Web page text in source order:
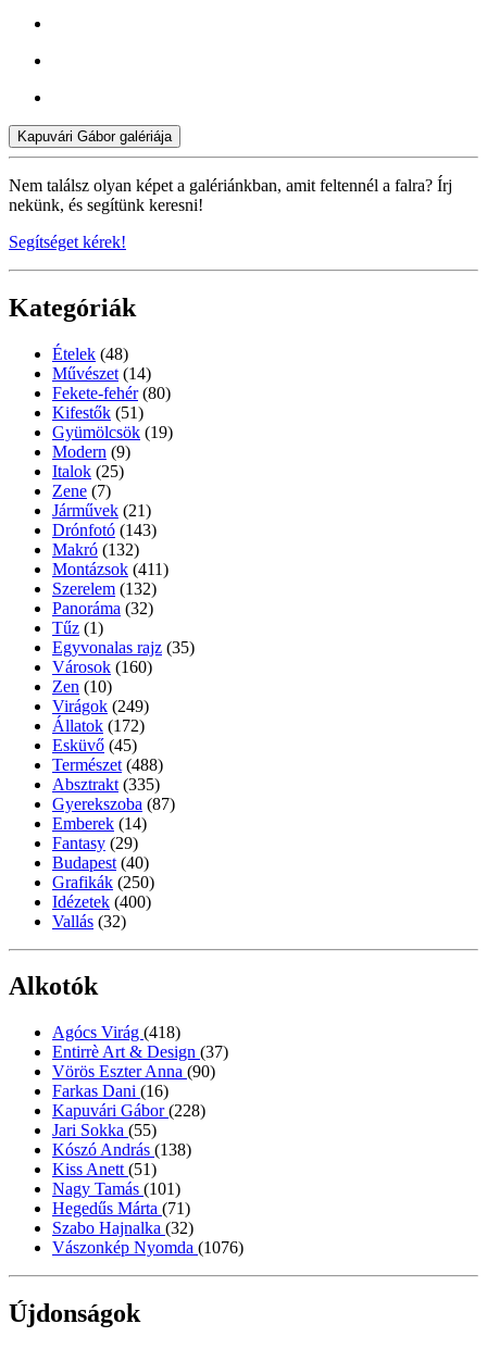
Kapuvári Gábor galériája
Nem találsz olyan képet a galériánkban, amit feltennél a falra? Írj
nekünk, és segítünk keresni!
Segítséget kérek!
Kategóriák
Ételek (48)
Művészet (14)
Fekete-fehér (80)
Kifestők (51)
Gyümölcsök (19)
Modern (9)
Italok (25)
Zene (7)
Járművek (21)
Drónfotó (143)
Makró (132)
Montázsok (411)
Szerelem (132)
Panoráma (32)
Tűz (1)
Egyvonalas rajz (35)
Városok (160)
Zen (10)
Virágok (249)
Állatok (172)
Esküvő (45)
Természet (488)
Absztrakt (335)
Gyerekszoba (87)
Emberek (14)
Fantasy (29)
Budapest (40)
Grafikák (250)
Idézetek (400)
Vallás (32)
Alkotók
Agócs Virág (418)
Entirrè Art & Design (37)
Vörös Eszter Anna (90)
Farkas Dani (16)
Kapuvári Gábor(228)
Jari Sokka (55)
Kószó András (138)
Kiss Anett (51)
Nagy Tamás (101)
Hegedűs Márta (71)
Szabo Hajnalka (32)
Vászonkép Nyomda (1076)
Újdonságok